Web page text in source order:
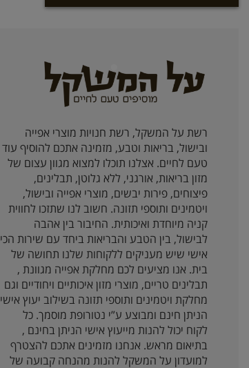
רשת על המשקל, רשת חנויות מוצרי אפייה
ובישול, בריאות וטבע, מזמינה אתכם להוסיף עוד
טעם לחיים. אצלנו תוכלו למצוא מגוון עצום של
מזון בריאות, אורגני, ללא גלוטן, תבלינים,
פיצוחים, פירות יבשים, מוצרי אפייה ובישול,
ויטמינים ותוספי תזונה. חשוב לנו שתזכו לחווית
קניה מיוחדת ואיכותית. החיבור בין אהבה
לבישול, בין הטבע והבריאות ביחד עם שירות הכי
אישי שיש מעניקים ללקוחות שלנו תחושה של
בית. אנו מציעים לכם מחלקת אפייה מגוונת ,
תבלינים טריים, מוצרי מזון איכותיים ויחודיים וגם
מחלקת ויטמינים ותוספי תזונה בשילוב יעוץ אישי
הניתן חינם ומבוצע ע”י נטורופת מוסמך. כל
לקוח יכול להנות מייעוץ אישי הניתן בחינם ,
בתיאום מראש. אנחנו מזמינים אתכם להצטרף
למועדון על המשקל להנות מהנחה קבועה של